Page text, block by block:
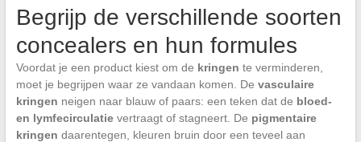
Begrijp de verschillende soorten
concealers en hun formules
Voordat je een product kiest om de kringen te verminderen,
moet je begrijpen waar ze vandaan komen. De vasculaire
kringen neigen naar blauw of paars: een teken dat de bloed-
en lymfecirculatievertraagt of stagneert. De pigmentaire
kringen daarentegen, kleuren bruin door een teveel aan